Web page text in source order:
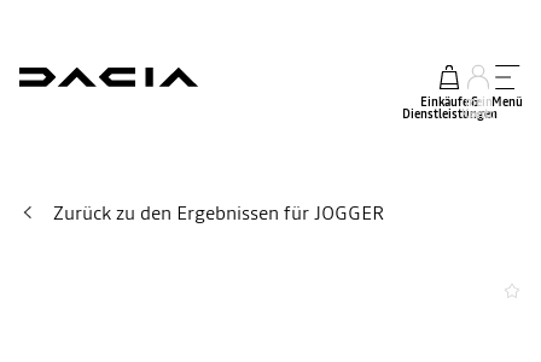
Einkäufe &
Dienstleistungen
mein
Konto
Menü
Zurück zu den Ergebnissen für JOGGER